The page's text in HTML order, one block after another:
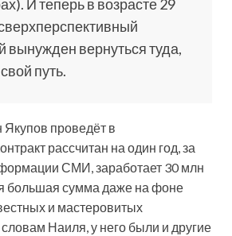
И теперь в возрасте 29
вернуться туда,
путь.
проведёт в
рассчитан на один год, за
СМИ, заработает 30 млн
большая сумма даже на фоне
и мастеровитых
Наиля, у него были и другие